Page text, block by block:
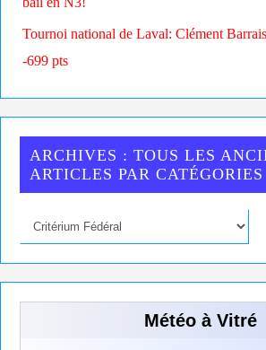
Tournoi national de Laval: Clément
-699 pts
ARCHIVES : TOUS LES
ARTICLES PAR CATÉGORIES
Météo à Vitré